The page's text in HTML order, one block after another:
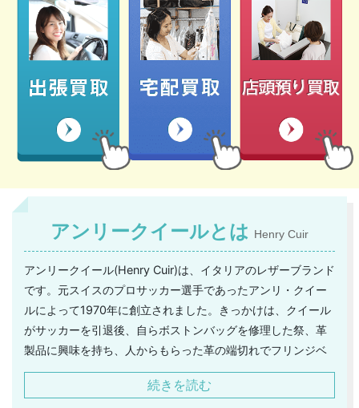
アンリークイールとは Henry Cuir
アンリークイール(Henry Cuir)は、イタリアのレザーブランド
です。元スイスのプロサッカー選手であったアンリ・クイー
ルによって1970年に創立されました。きっかけは、クイール
がサッカーを引退後、自らボストンバッグを修理した祭、革
製品に興味を持ち、人からもらった革の端切れでフリンジベ
ルトを自作したことにあります。その後革製品の魅力に取り
憑かれたクイールは、イタリアのエルバ島で最初の工房兼シ
続きを読む